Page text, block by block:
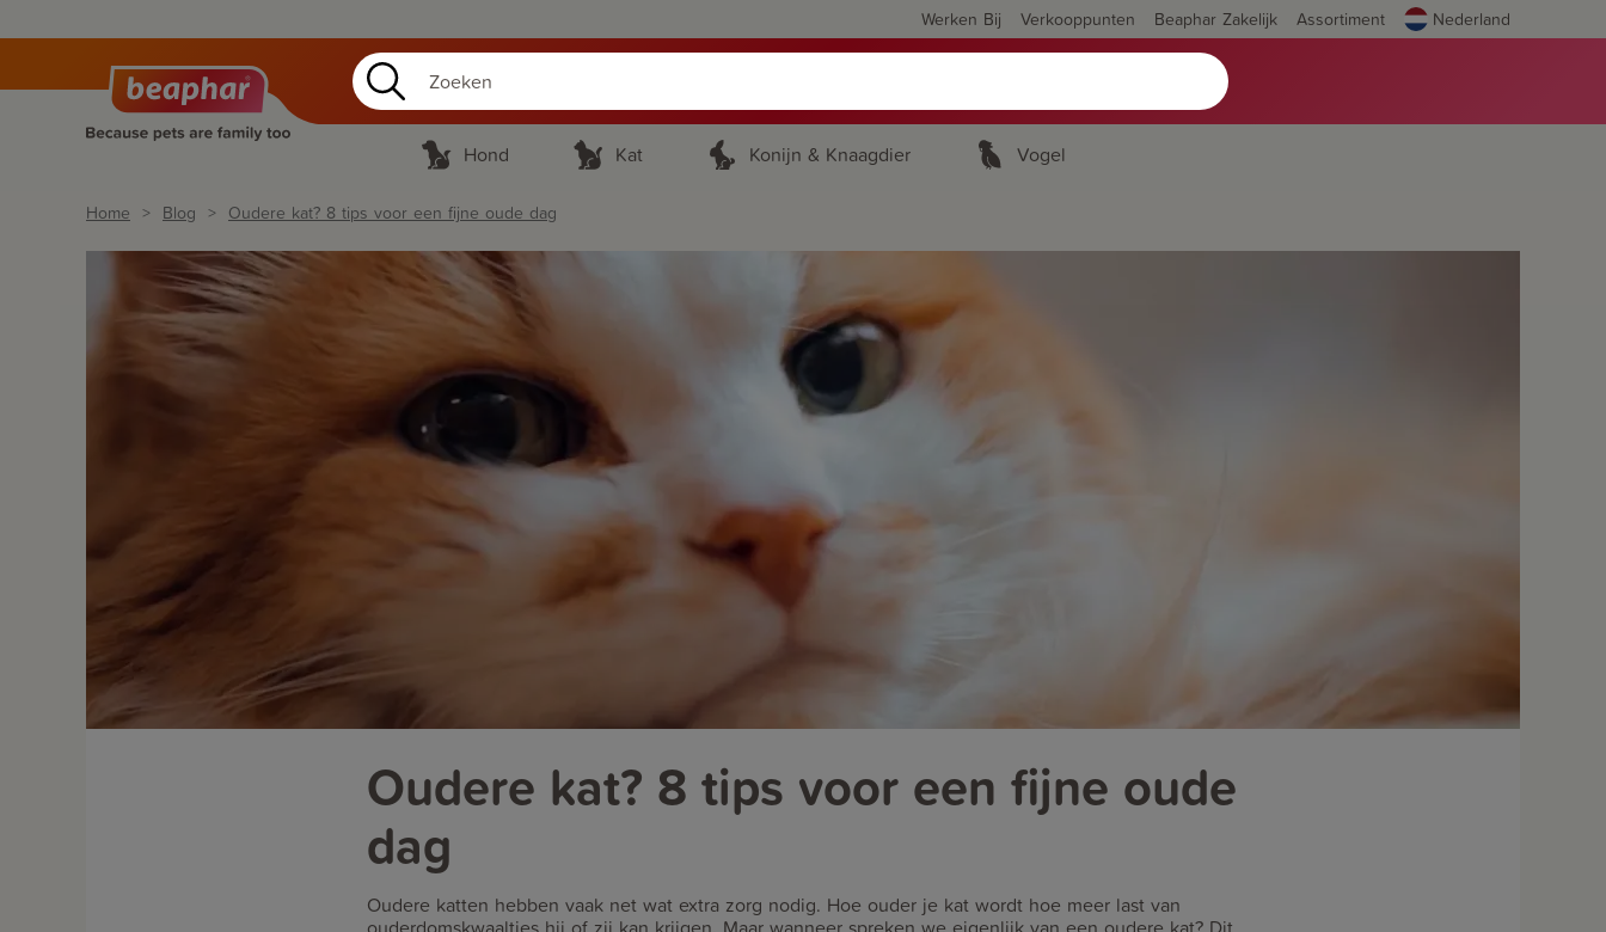
Werken Bij Verkooppunten Beaphar Zakelijk Assortiment Nederland
Hond Kat Konijn & Knaagdier Vogel
Home Blog Oudere kat? 8 tips voor een fijne oude dag
Oudere kat? 8 tips voor een fijne oude
dag
Oudere katten hebben vaak net wat extra zorg nodig. Hoe ouder je kat wordt hoe meer last van